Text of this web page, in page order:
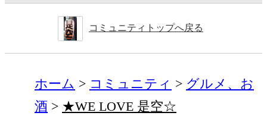
コミュニティトップへ戻る
ホーム コミュニティ
グルメ、お
酒
★WE LOVE 是空☆